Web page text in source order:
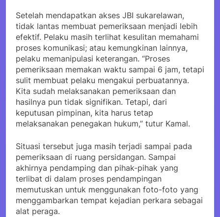
Setelah mendapatkan akses JBI sukarelawan,
tidak lantas membuat pemeriksaan menjadi lebih
efektif. Pelaku masih terlihat kesulitan memahami
proses komunikasi; atau kemungkinan lainnya,
pelaku memanipulasi keterangan. “Proses
pemeriksaan memakan waktu sampai 6 jam, tetapi
sulit membuat pelaku mengakui perbuatannya.
Kita sudah melaksanakan pemeriksaan dan
hasilnya pun tidak signifikan. Tetapi, dari
keputusan pimpinan, kita harus tetap
melaksanakan penegakan hukum,” tutur Kamal.
Situasi tersebut juga masih terjadi sampai pada
pemeriksaan di ruang persidangan. Sampai
akhirnya pendamping dan pihak-pihak yang
terlibat di dalam proses pendampingan
memutuskan untuk menggunakan foto-foto yang
menggambarkan tempat kejadian perkara sebagai
alat peraga.